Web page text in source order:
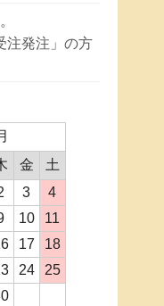
注発注」の方
金
土
3
4
10
11
17
18
24
25